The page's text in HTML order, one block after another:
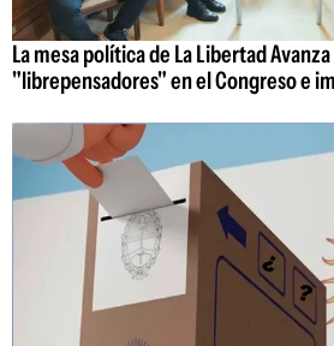
La mesa política de La Libertad
"librepensadores" en el Congreso e